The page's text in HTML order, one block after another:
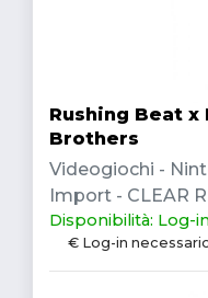
Rushing Beat
Brothers
Videogiochi -
Import - CLEAR
Disponibilità: Log-
€ Log-in